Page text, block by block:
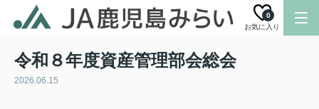
お気に入り
0
令和８年度資産管理部会総会
2026.06.15